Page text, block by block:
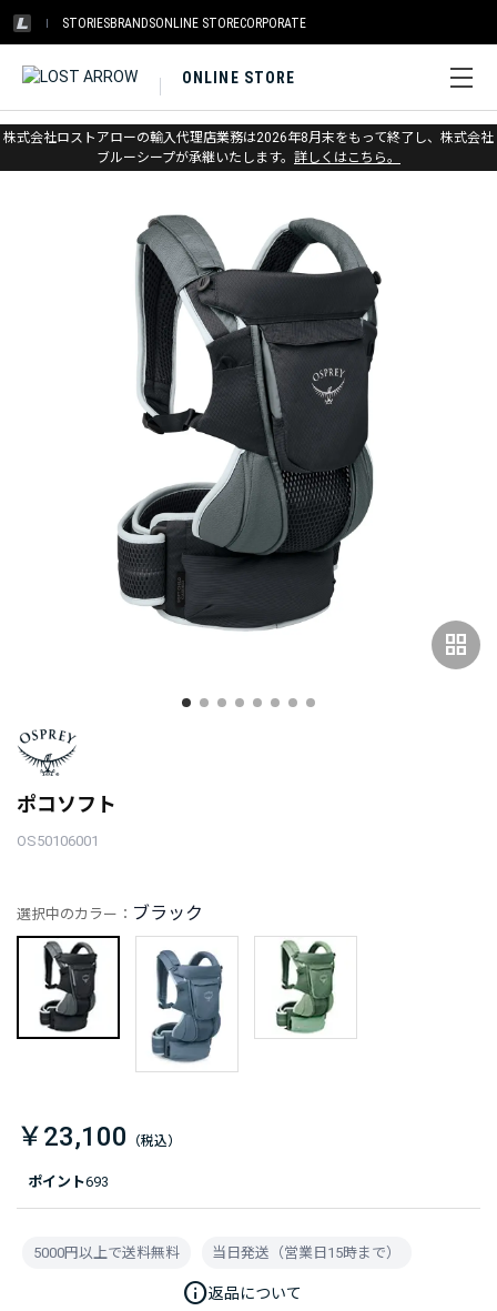
STORIESBRANDSONLINE STORECORPORATE
ONLINE STORE
株式会社ロストアローの輸入代理店業務は2026年8月末をもって終了し、株式会社
ブルーシープが承継いたします。 詳しくはこちら。
ホーム > オスプレー > キッズ&ベビー > ベビーキャリア
grid_view
ポコソフト
OS50106001
ポイント693
選択中のカラー： ブラック
￥23,100
5000円以上で送料無料 当日発送（営業日15時まで）
info返品について